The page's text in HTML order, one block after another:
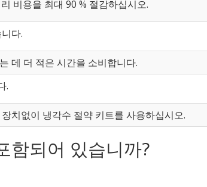
비용을 최대 90 % 절감하십시오.
다.
데 더 적은 시간을 소비합니다.
.
치없이 냉각수 절약 키트를 사용하십시오.
함되어 있습니까?